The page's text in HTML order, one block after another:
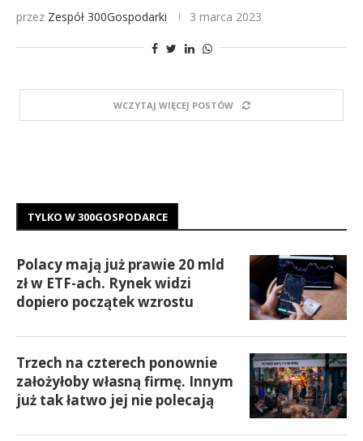
przez Zespół 300Gospodarki 3 marca 2023
WCZYTAJ WIĘCEJ POSTÓW
TYLKO W 300GOSPODARCE
Polacy mają już prawie 20 mld
zł w ETF-ach. Rynek widzi
dopiero początek wzrostu
Trzech na czterech ponownie
założyłoby własną firmę. Innym
już tak łatwo jej nie polecają